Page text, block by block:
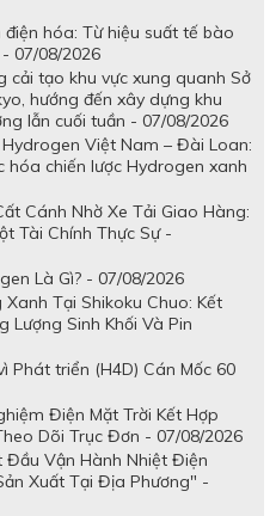
hóa: Từ hiệu suất tế bào
07/08/2026
cải tạo khu vực xung quanh Sở
hướng đến xây dựng khu
lẫn cuối tuần - 07/08/2026
Việt Nam – Đài Loan:
hóa chiến lược Hydrogen xanh
Cánh Nhờ Xe Tải Giao Hàng:
Tài Chính Thực Sự -
Là Gì? - 07/08/2026
Tại Shikoku Chuo: Kết
Lượng Sinh Khối Và Pin
Phát triển (H4D) Cán Mốc 60
Điện Mặt Trời Kết Hợp
Dõi Trục Đơn - 07/08/2026
Đầu Vận Hành Nhiệt Điện
Xuất Tại Địa Phương" -